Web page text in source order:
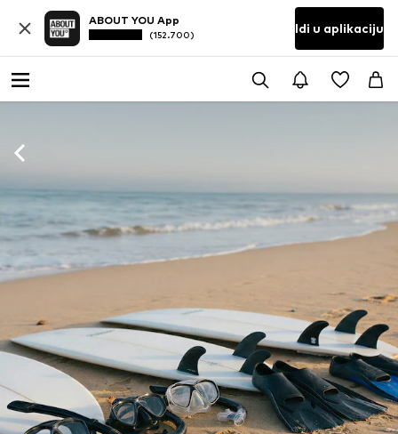
ABOUT YOU App
(152.700) Idi u aplikaciju